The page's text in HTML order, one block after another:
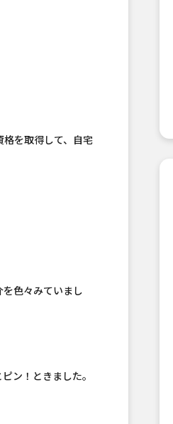
を取得して、自宅
色々みていまし
ン！ときました。